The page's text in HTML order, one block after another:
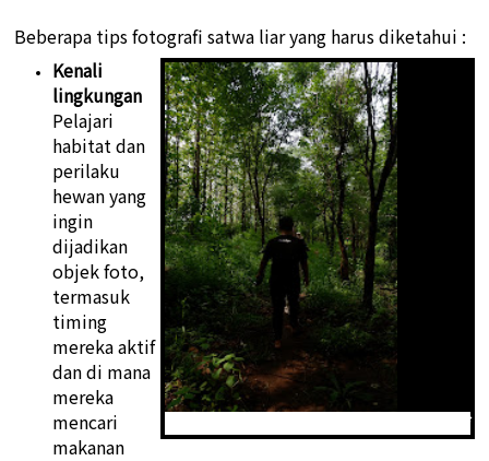
Beberapa tips fotografi satwa liar yang harus diketahui :
Kenali
lingkungan
Pelajari
habitat dan
perilaku
hewan yang
ingin
dijadikan
objek foto,
termasuk
timing
mereka aktif
dan di mana
mereka
mencari
makanan